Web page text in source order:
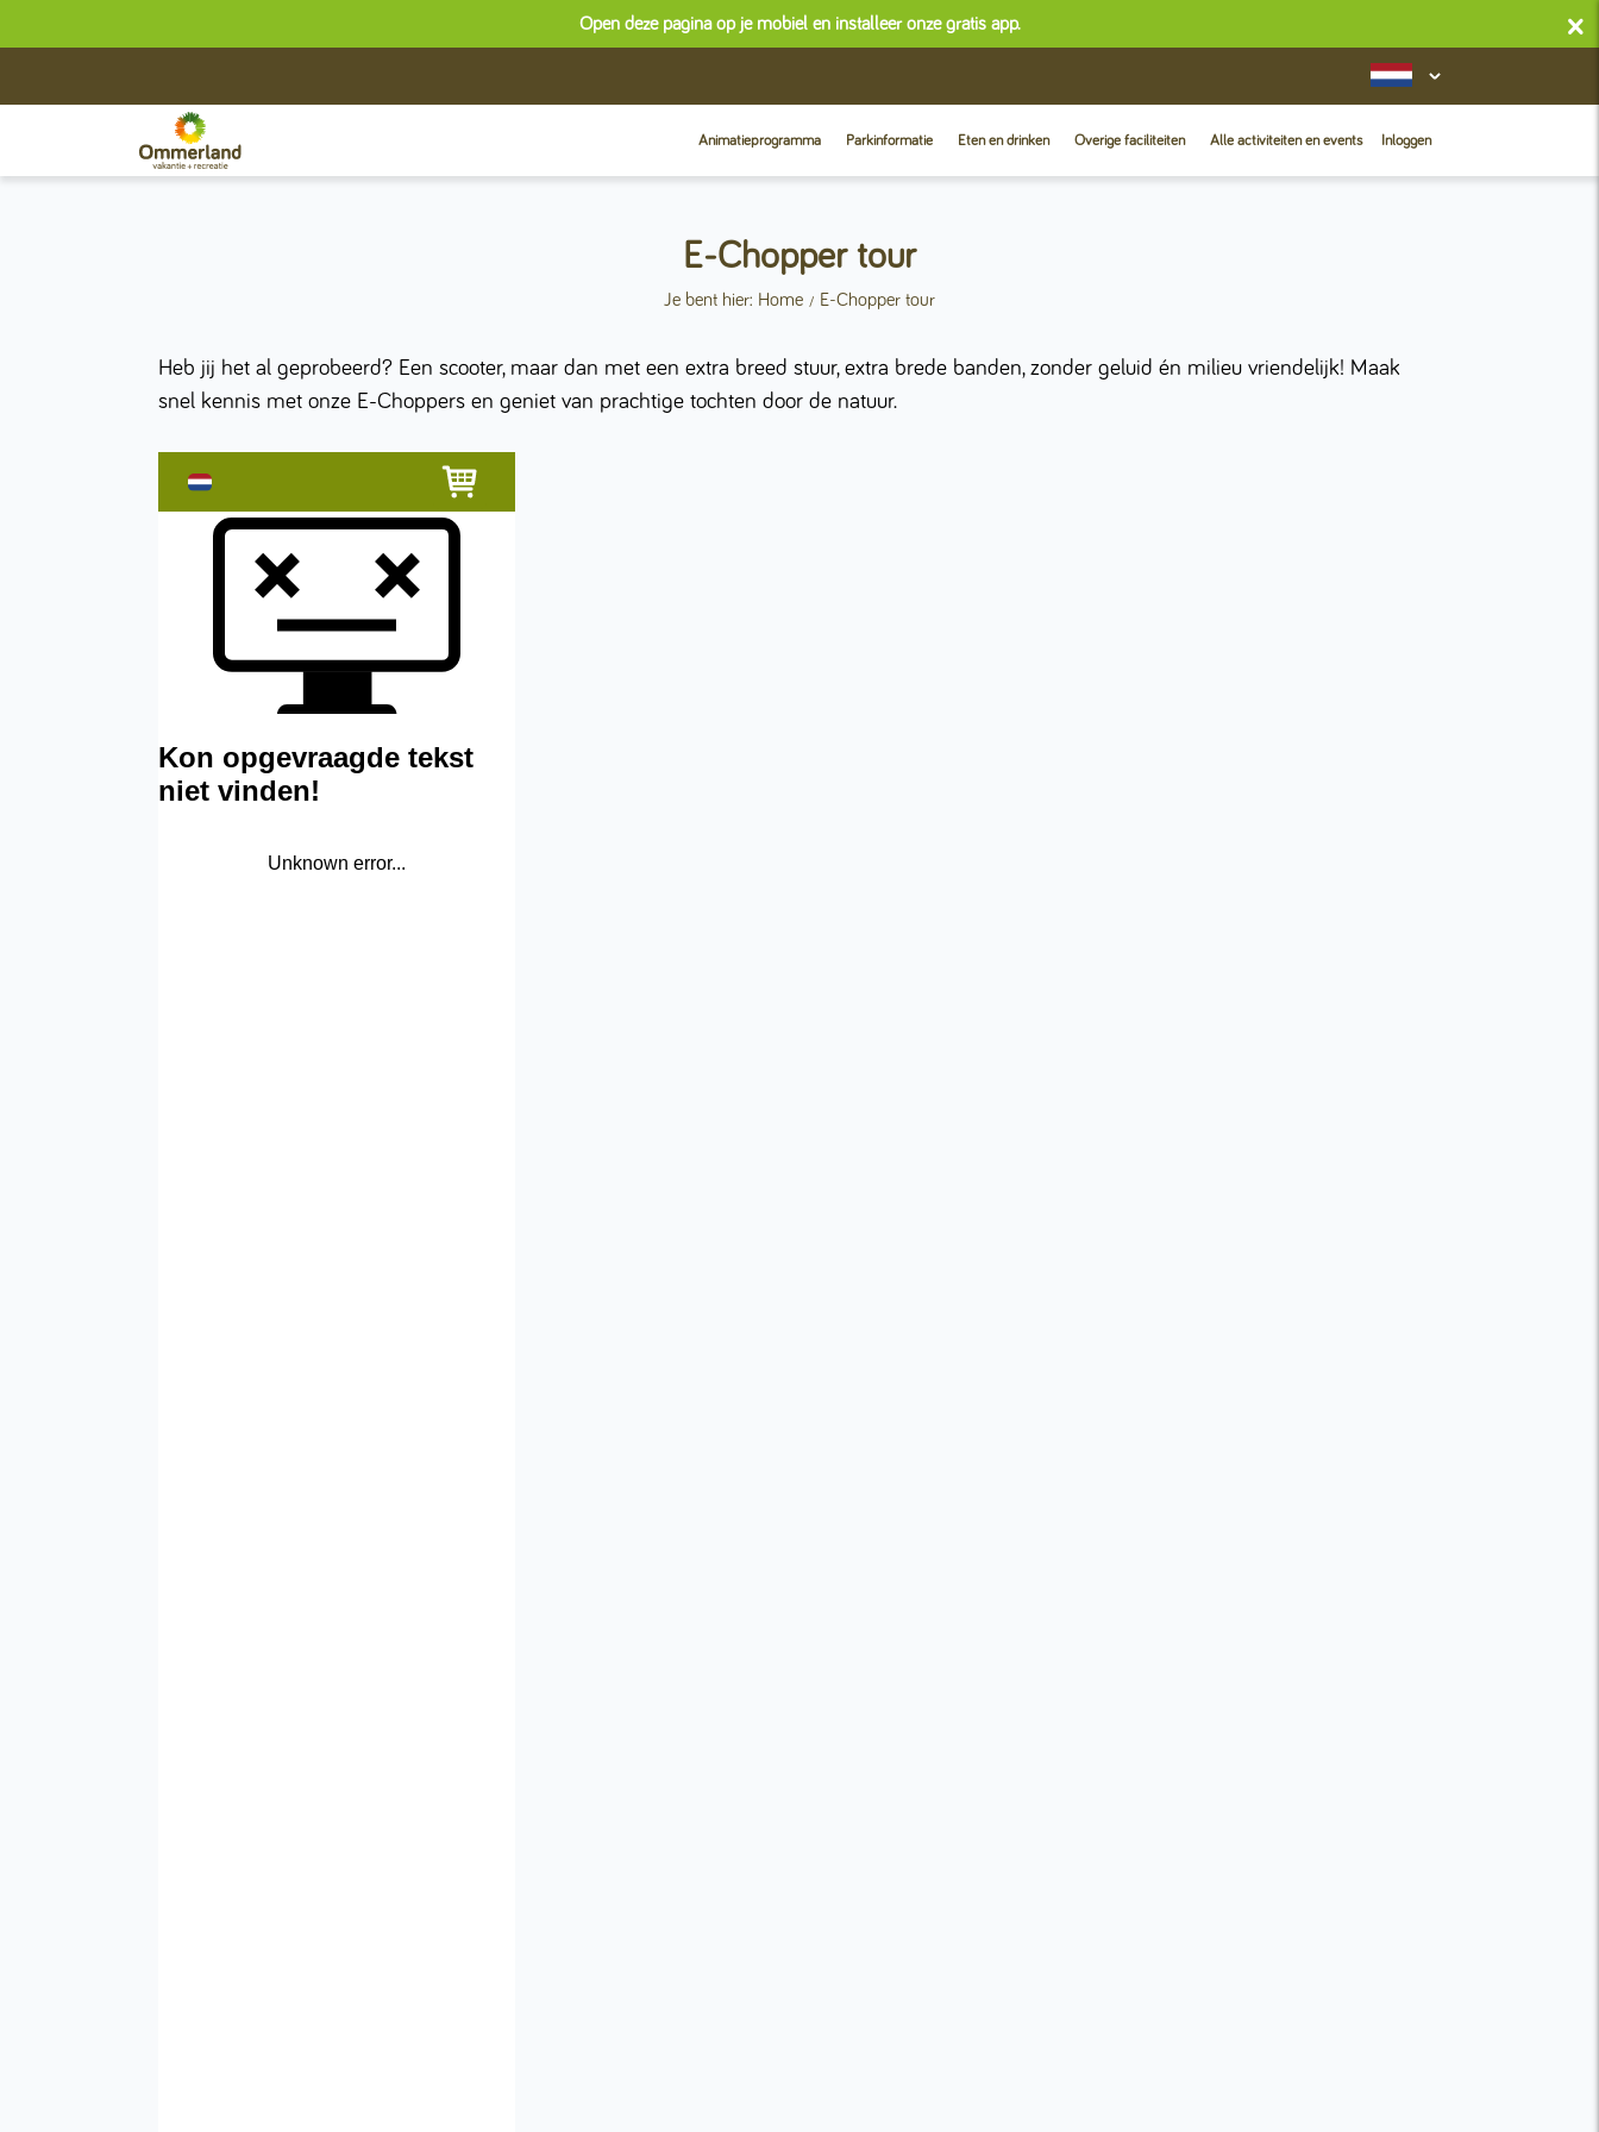
Open deze pagina op je mobiel en installeer onze gratis app. ×
Animatieprogramma Parkinformatie Eten en drinken Overige faciliteiten Alle activiteiten en events Inloggen
E-Chopper tour
Je bent hier: Home E-Chopper tour
Heb jij het al geprobeerd? Een scooter, maar dan met een extra breed stuur, extra brede banden, zonder geluid én milieu vriendelijk! Maak
snel kennis met onze E-Choppers en geniet van prachtige tochten door de natuur.